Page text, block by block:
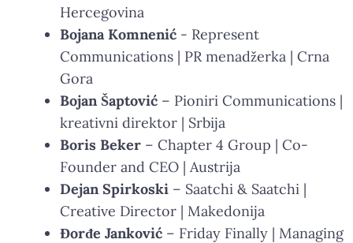
Hercegovina
Bojana Komnenić - Represent
Communications | PR menadžerka | Crna
Gora
Bojan Šaptović – Pioniri Communications |
kreativni direktor | Srbija
Boris Beker – Chapter 4 Group | Co-
Founder and CEO | Austrija
Dejan Spirkoski – Saatchi & Saatchi |
Creative Director | Makedonija
Đorđe Janković – Friday Finally | Managing